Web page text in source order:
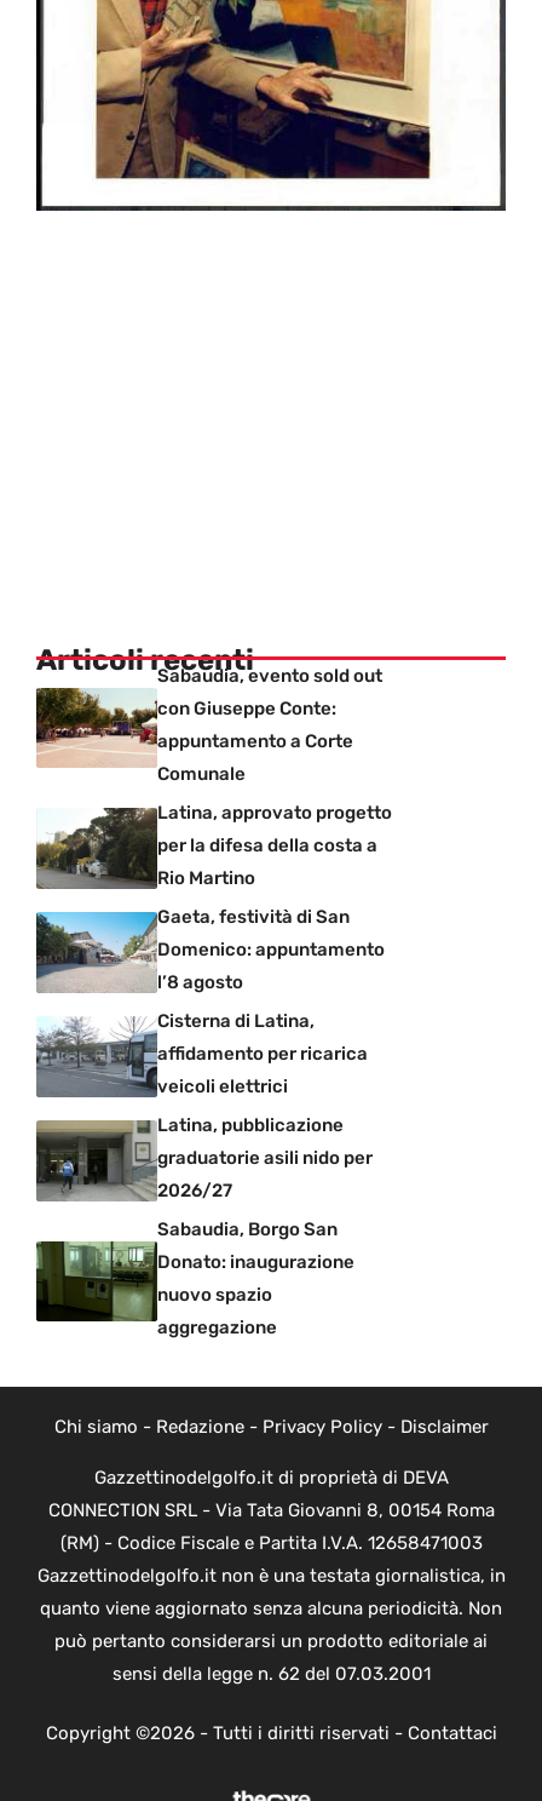
Articoli recentiSabaudia, evento sold out
con Giuseppe Conte:
appuntamento a Corte
Comunale
Latina, approvato progetto
per la difesa della costa a
Rio Martino
Gaeta, festività di San
Domenico: appuntamento
l’8 agosto
Cisterna di Latina,
affidamento per ricarica
veicoli elettrici
Latina, pubblicazione
graduatorie asili nido per
2026/27
Sabaudia, Borgo San
Donato: inaugurazione
nuovo spazio
aggregazione
Chi siamo - Redazione- Privacy Policy- Disclaimer
Gazzettinodelgolfo.it di proprietà di DEVA
CONNECTION SRL - Via Tata Giovanni 8, 00154 Roma
(RM) - Codice Fiscale e Partita I.V.A. 12658471003
Gazzettinodelgolfo.it non è una testata giornalistica, in
quanto viene aggiornato senza alcuna periodicità. Non
può pertanto considerarsi un prodotto editoriale ai
sensi della legge n. 62 del 07.03.2001
Copyright ©2026 - Tutti i diritti riservati - Contattaci